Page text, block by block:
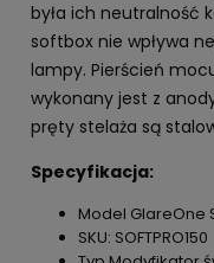
była ich neutralność
softbox nie wpływa
lampy. Pierścień
wykonany jest z
pręty stelaża są
Specyfikacja:
Model GlareOne
SKU: SOFTPRO150